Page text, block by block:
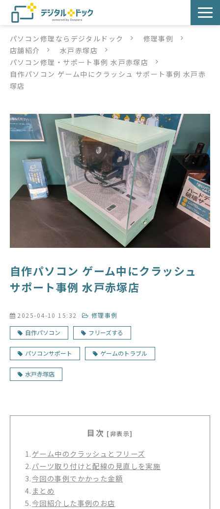
パソコン修理
サービス
店舗紹介
デジタルドックブログ
パソコン修理ならデジタルドック
修理事例
店舗紹介
水戸赤塚店
パソコン修理・サポート事例 水戸赤塚店
自作パソコン ゲーム中にクラッシュ サポート事例 水戸赤
塚店
自作パソコン ゲーム中にクラッシュ
サポート事例 水戸赤塚店
2025-04-10 15:32 修理事例
自作パソコン フリーズする
パソコンサポート ゲームのトラブル
水戸赤塚店
目次 [非表示]
1.ゲーム中のクラッシュとフリーズ
2.パーツ取り付けと配線の見直しを実施
3.今回の事例でかかった金額
4. まとめ
5.今回紹介した事例のお店